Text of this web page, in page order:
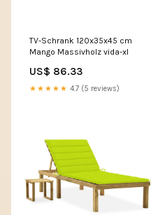
TV-Schrank 120x35x45 cm
Mango Massivholz vida-xl
US$ 86.33
★★★★★ 4.7 (5 reviews)